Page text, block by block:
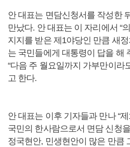
안 대표는 면담신청서를 작성한
만났다. 안 대표는 이 자리에서 “
지지를 받은 제1야당인 만큼 새
는 국민들에게 대통령이 답을 해
“다음 주 월요일까지 가부만이라
고 한다.
안 대표는 이후 기자들과 만나 “
국민의 한사람으로서 면담 신청
정국현안, 민생현안이 많은 만큼